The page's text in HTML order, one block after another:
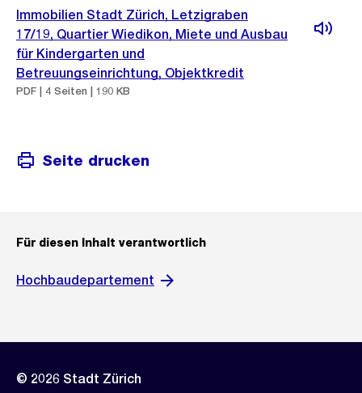
Immobilien Stadt Zürich, Letzigraben
17/19, Quartier Wiedikon, Miete und Ausbau
für Kindergarten und
Betreuungseinrichtung, Objektkredit
PDF | 4 Seiten | 190 KB
Seite drucken
Für diesen Inhalt verantwortlich
Hochbaudepartement
© 2026 Stadt Zürich